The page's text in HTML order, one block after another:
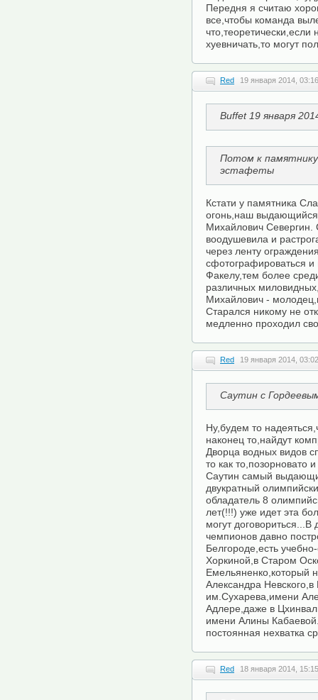
Передня я считаю
все,чтобы команда
что,теоретически,если
хуевничать,то могут
Red 19 января 2014, 03:16
Buffet 19 января
Потом к
эстафеты
Кстати у памятника
огонь,наш выдающийся
Михайлович Севергин.
воодушевила и
через ленту
сфотографироваться и
Факелу,тем более
различных
Михайлович -
Старался никому не
медленно проходил
Red 19 января 2014, 03:02
Саутин с
Ну,будем то
наконец то,найдут
Дворца водных видов
то как то,позорновато
Саутин самый
двукратный
обладатель 8
лет(!!!) уже идет эта
могут
чемпионов давно
Белгороде,есть
Хоркиной,в Старом
Емельяненко,который
Александра
им.Сухарева,имени
Адлере,даже в
имени Алины
постоянная нехватка
Red 18 января 2014, 15:15